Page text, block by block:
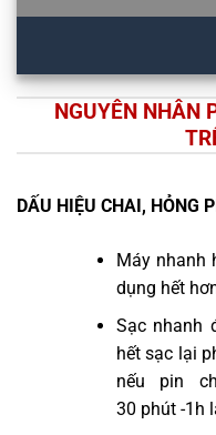
NGUYÊN NHÂN
DẤU HIỆU CHAI, HỎNG
Máy nhanh
dụng hết
Sạc nhanh
hết sạc lại
nếu pin
30 phút -1h